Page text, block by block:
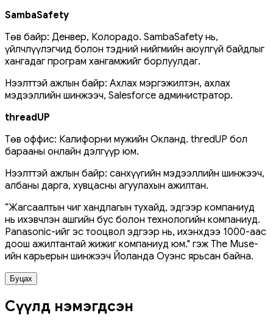
SambaSafety
Төв байр: Денвер, Колорадо. SambaSafety нь,
үйлчлүүлэгчид болон тэдний нийгмийн аюулгүй байдлыг
хангадаг програм хангамжийг борлуулдаг.
Нээлттэй ажлын байр: Ахлах мэргэжилтэн, ахлах
мэдээллийн шинжээч, Salesforce администратор.
threadUP
Төв оффис: Калифорни мужийн Окланд. thredUP бол
барааны онлайн дэлгүүр юм.
Нээлттэй ажлын байр: санхүүгийн мэдээллийн шинжээч,
албаны дарга, хувцасны агуулахын ажилтан.
“Жагсаалтын чиг хандлагын тухайд, эдгээр компаниуд
нь ихэвчлэн ашгийн бус болон технологийн компаниуд.
Panasonic-ийг эс тооцвол эдгээр нь, ихэнхдээ 1000-аас
доош ажилтантай жижиг компаниуд юм." гэж The Muse-
ийн карьерын шинжээч Йоланда Оуэнс ярьсан байна.
Буцах
Сүүлд нэмэгдсэн